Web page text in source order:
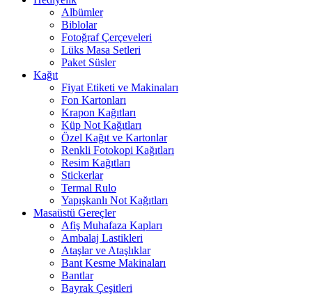
Albümler
Biblolar
Fotoğraf Çerçeveleri
Lüks Masa Setleri
Paket Süsler
Kağıt
Fiyat Etiketi ve Makinaları
Fon Kartonları
Krapon Kağıtları
Küp Not Kağıtları
Özel Kağıt ve Kartonlar
Renkli Fotokopi Kağıtları
Resim Kağıtları
Stickerlar
Termal Rulo
Yapışkanlı Not Kağıtları
Masaüstü Gereçler
Afiş Muhafaza Kapları
Ambalaj Lastikleri
Ataşlar ve Ataşlıklar
Bant Kesme Makinaları
Bantlar
Bayrak Çeşitleri